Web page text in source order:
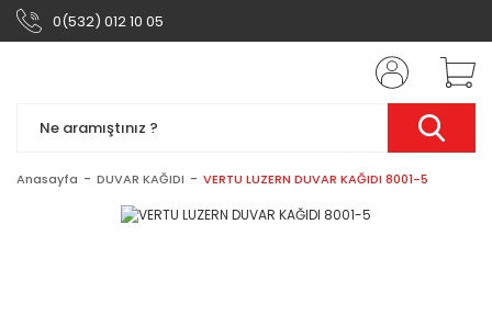
0(532) 012 10 05
Anasayfa DUVAR KAĞIDI VERTU LUZERN DUVAR KAĞIDI 8001-5